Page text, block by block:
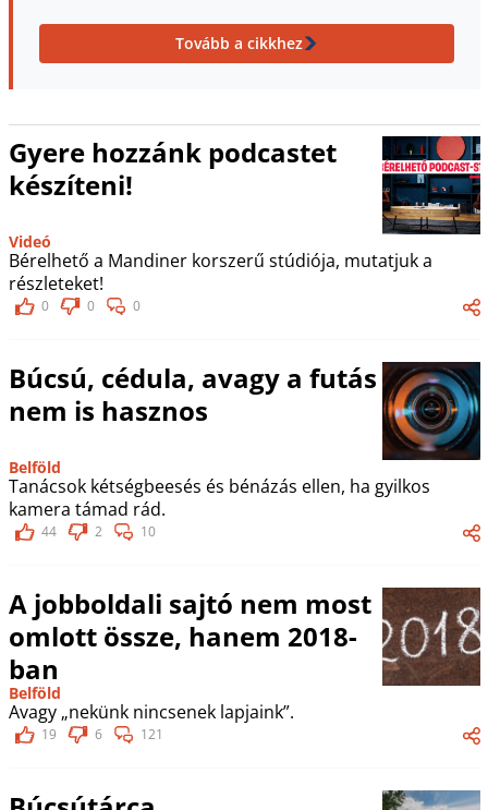
Tovább a cikkhez
Gyere hozzánk podcastet
készíteni!
Videó
Bérelhető a Mandiner korszerű stúdiója, mutatjuk a
részleteket!
0 0 0
Búcsú, cédula, avagy a futás
nem is hasznos
Belföld
Tanácsok kétségbeesés és bénázás ellen, ha gyilkos
kamera támad rád.
44 2 10
A jobboldali sajtó nem most
omlott össze, hanem 2018-
ban
Belföld
Avagy „nekünk nincsenek lapjaink”.
19 6 121